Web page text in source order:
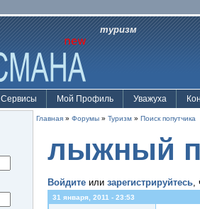
туризм
Сервисы Мой Профиль Уважуха
Главная » Форумы » Туризм » Поиск попутчика
лыжный
Войдите или зарегистрируйтесь,
31 января, 2011 - 23:53